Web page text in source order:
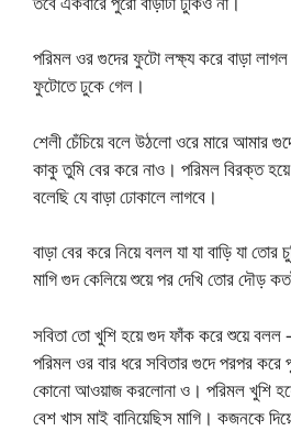
পরিমল ওর গুদের ফুটো লক্ষ্য করে বাড়া লাগল
ফুটোতে ঢুকে গেল।
শেলী চেঁচিয়ে বলে উঠলো ওরে মারে আমার
কাকু তুমি বের করে নাও। পরিমল বিরক্ত
বলেছি যে বাড়া ঢোকালে লাগবে।
বাড়া বের করে নিয়ে বলল যা যা বাড়ি যা
মাগি গুদ কেলিয়ে শুয়ে পর দেখি তোর দৌড়
সবিতা তো খুশি হয়ে গুদ ফাঁক করে শুয়ে বলল
পরিমল ওর বার ধরে সবিতার গুদে পরপর করে
কোনো আওয়াজ করলোনা ও। পরিমল খুশি
বেশ খাস মাই বানিয়েছিস মাগি। কজনকে